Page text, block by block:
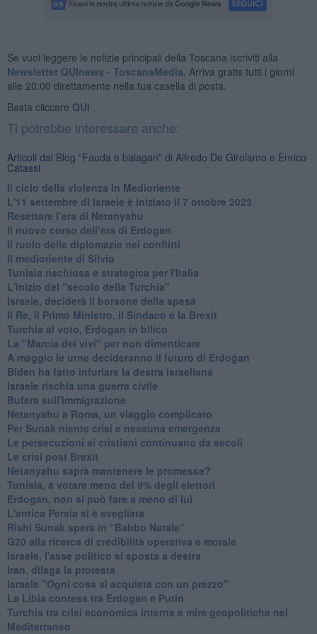
Se vuoi leggere le notizie principali della Toscana iscriviti alla
Newsletter QUInews - ToscanaMedia. Arriva gratis tutti i giorni
alle 20:00 direttamente nella tua casella di posta.
Basta cliccare QUI
Ti potrebbe interessare anche:
Articoli dal Blog “Fauda e balagan” di Alfredo De Girolamo e Enrico
Catassi
Il ciclo della violenza in Medioriente
L'11 settembre di Israele è iniziato il 7 ottobre 2023
Resettare l’era di Netanyahu
​Il nuovo corso dell’era di Erdogan
Il ruolo delle diplomazie nei conflitti
Il medioriente di Silvio
Tunisia rischiosa e strategica per l'Italia
L'inizio del “secolo della Turchia”
Israele, deciderà il borsone della spesa
Il Re, il Primo Ministro, il Sindaco e la Brexit
Turchia al voto, Erdogan in bilico
La "Marcia dei vivi" per non dimenticare
A maggio le urne decideranno il futuro di Erdoğan
Biden ha fatto infuriare la destra israeliana
Israele rischia una guerra civile
Bufera sull'immigrazione
Netanyahu a Roma, un viaggio complicato
Per Sunak niente crisi e nessuna emergenza
Le persecuzioni ai cristiani continuano da secoli
Le crisi post Brexit
Netanyahu saprà mantenere le promesse?
Tunisia, a votare meno del 9% degli elettori
Erdogan, non si può fare a meno di lui
L'antica Persia si è svegliata
Rishi Sunak spera in “Babbo Natale”
G20 alla ricerca di credibilità operativa e morale
Israele, l'asse politico si sposta a destra
Iran, dilaga la protesta
Israele "Ogni cosa si acquista con un prezzo"
La Libia contesa tra Erdogan e Putin
Turchia tra crisi economica interna e mire geopolitiche nel
Mediterraneo